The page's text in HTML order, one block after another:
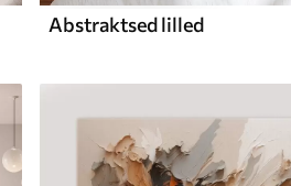
Abstraktsed lilled